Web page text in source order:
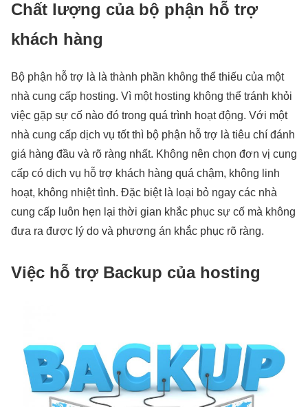
Chất lượng của bộ phận hỗ trợ
khách hàng
Bộ phận hỗ trợ là là thành phần không thể thiếu của một
nhà cung cấp hosting. Vì một hosting không thể tránh khỏi
việc gặp sự cố nào đó trong quá trình hoạt động. Với một
nhà cung cấp dịch vụ tốt thì bộ phận hỗ trợ là tiêu chí đánh
giá hàng đầu và rõ ràng nhất. Không nên chọn đơn vị cung
cấp có dịch vụ hỗ trợ khách hàng quá chậm, không linh
hoạt, không nhiệt tình. Đặc biệt là loại bỏ ngay các nhà
cung cấp luôn hẹn lại thời gian khắc phục sự cố mà không
đưa ra được lý do và phương án khắc phục rõ ràng.
Việc hỗ trợ Backup của hosting